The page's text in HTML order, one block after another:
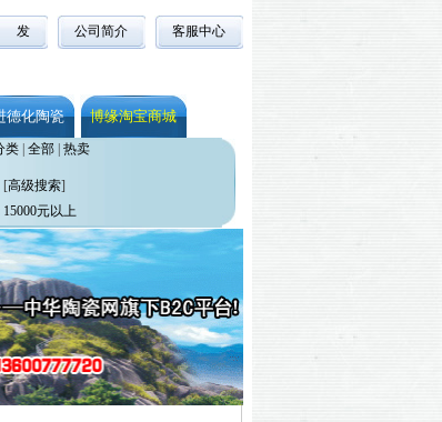
发 公司简介 客服中心
德化陶瓷 博缘淘宝商城
类| 全部| 热卖
高级搜索]
15000元以上